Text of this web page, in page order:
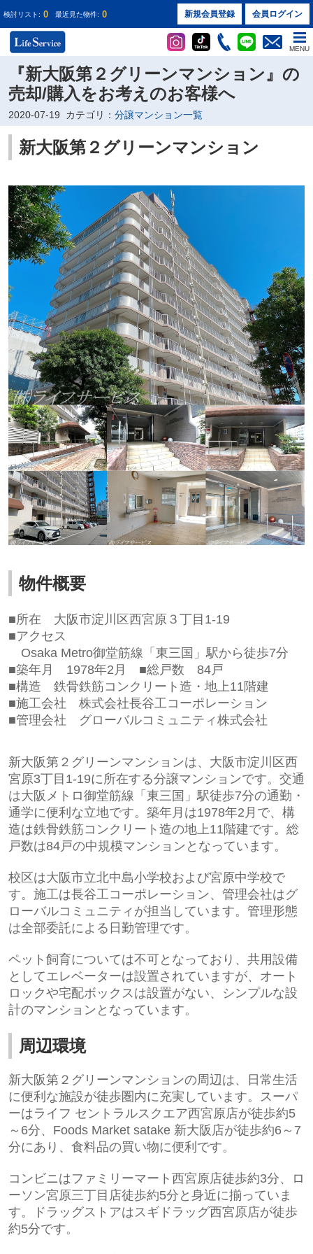
検討リスト: 0 最近見た物件: 0 新規会員登録 会員ログイン
MENU
『新大阪第２グリーンマンション』の
売却/購入をお考えのお客様へ
2020-07-19 カテゴリ： 分譲マンション一覧
新大阪第２グリーンマンション
物件概要
■所在 大阪市淀川区西宮原３丁目1-19
■アクセス
Osaka Metro御堂筋線「東三国」駅から徒歩7分
■築年月 1978年2月 ■総戸数 84戸
■構造 鉄骨鉄筋コンクリート造・地上11階建
■施工会社 株式会社長谷工コーポレーション
■管理会社
グローバルコミュニティ株式会社
新大阪第２グリーンマンションは、大阪市淀川区西
宮原3丁目1-19に所在する分譲マンションです。交通
は大阪メトロ御堂筋線「東三国」駅徒歩7分の通勤・
通学に便利な立地です。築年月は1978年2月で、構
造は鉄骨鉄筋コンクリート造の地上11階建です。総
戸数は84戸の中規模マンションとなっています。
校区は大阪市立北中島小学校および宮原中学校で
す。施工は長谷工コーポレーション、管理会社はグ
ローバルコミュニティが担当しています。管理形態
は全部委託による日勤管理です。
ペット飼育については不可となっており、共用設備
としてエレベーターは設置されていますが、オート
ロックや宅配ボックスは設置がない、シンプルな設
計のマンションとなっています。
周辺環境
新大阪第２グリーンマンションの周辺は、日常生活
に便利な施設が徒歩圏内に充実しています。スーパ
ーはライフ セントラルスクエア西宮原店が徒歩約5
～6分、 Foods Market satake 新大阪店が徒歩約6～7
分にあり、食料品の買い物に便利です。
コンビニはファミリーマート西宮原店徒歩約3分、
ロ
ーソン宮原三丁目店徒歩約5分と身近に揃っていま
す。ドラッグストアはスギドラッグ西宮原店が徒歩
約5分です。